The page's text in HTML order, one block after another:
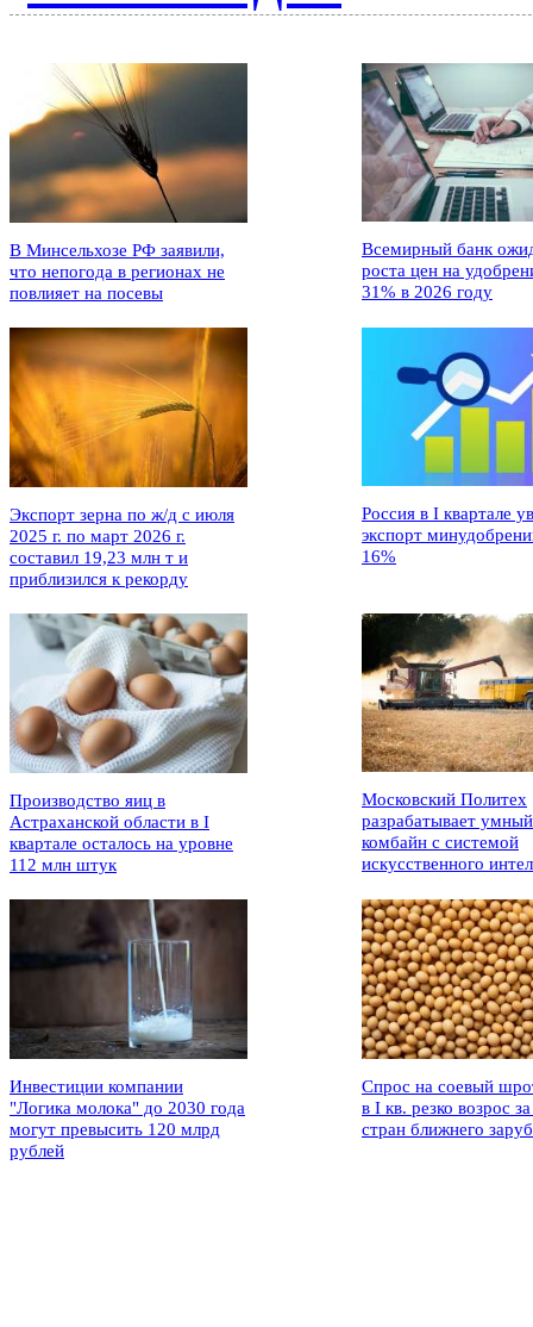
В Минсельхозе РФ заявили,
что непогода в регионах не
повлияет на посевы
Всемирный банк
роста цен на
31% в 2026 году
Экспорт зерна по ж/д с июля
2025 г. по март 2026 г.
составил 19,23 млн т и
приблизился к рекорду
Россия в I квартале
экспорт
16%
Производство яиц в
Астраханской области в I
квартале осталось на уровне
112 млн штук
Московский Политех
разрабатывает умный
комбайн с системой
искусственного
Инвестиции компании
"Логика молока" до 2030 года
могут превысить 120 млрд
рублей
Спрос на соевый
в I кв. резко возрос
стран ближнего